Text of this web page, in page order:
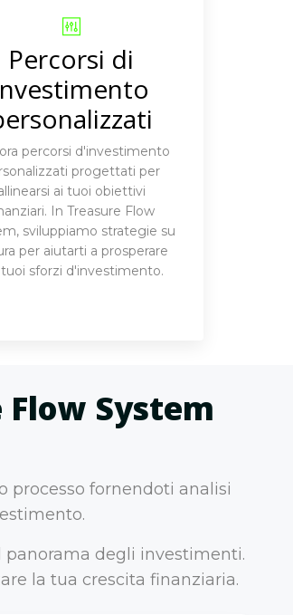
Percorsi di
percorsi d'investimento
progettati per
ai tuoi obiettivi
In Treasure Flow
sviluppiamo strategie su
per aiutarti a prosperare
sforzi d'investimento.
System
processo fornendoti analisi
degli investimenti.
la tua crescita finanziaria.